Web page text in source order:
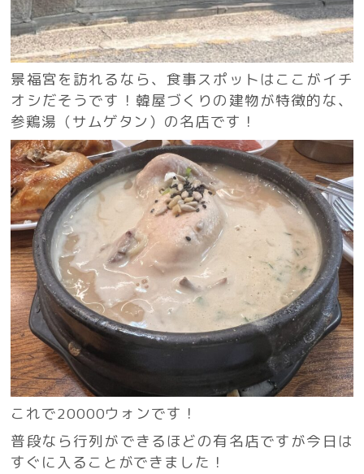
景福宮を訪れるなら、食事スポットはここがイチ
オシだそうです！韓屋づくりの建物が特徴的な、
参鶏湯（サムゲタン）の名店です！
これで20000ウォンです！
普段なら行列ができるほどの有名店ですが今日は
すぐに入ることができました！